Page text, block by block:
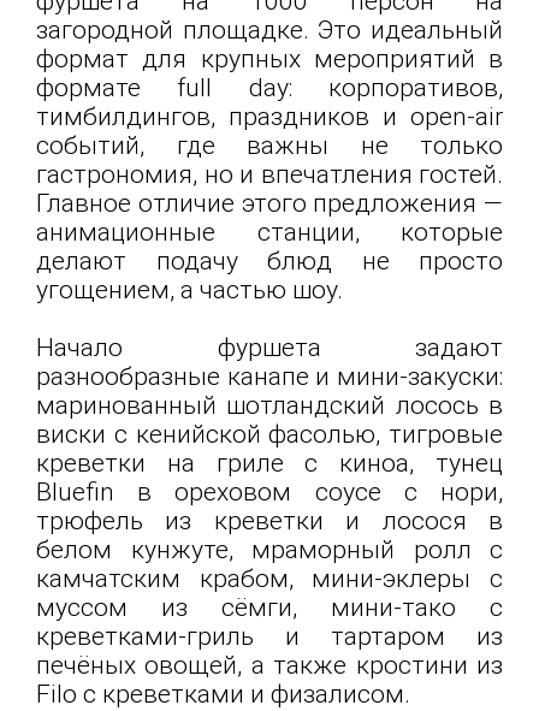
загородной площадке. Это идеальный
формат для крупных мероприятий в
формате full day: корпоративов,
тимбилдингов, праздников и open-air
событий, где важны не только
гастрономия, но и впечатления гостей.
Главное отличие этого предложения —
анимационные станции, которые
делают подачу блюд не просто
угощением, а частью шоу.
Начало фуршета задают
разнообразные канапе и мини-закуски:
маринованный шотландский лосось в
виски с кенийской фасолью, тигровые
креветки на гриле с киноа, тунец
Bluefin в ореховом соусе с нори,
трюфель из креветки и лосося в
белом кунжуте, мраморный ролл с
камчатским крабом, мини-эклеры с
муссом из сёмги, мини-тако с
креветками-гриль и тартаром из
печёных овощей, а также кростини из
Filo с креветками и физалисом.